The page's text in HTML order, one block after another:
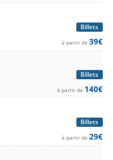
Billets
à partir de 39€
Billets
à partir de 140€
Billets
à partir de 29€